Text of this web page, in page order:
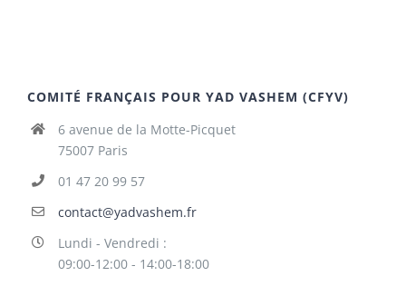
COMITÉ FRANÇAIS POUR YAD VASHEM (CFYV)
6 avenue de la Motte-Picquet
75007 Paris
01 47 20 99 57
contact@yadvashem.fr
Lundi - Vendredi :
09:00-12:00 - 14:00-18:00